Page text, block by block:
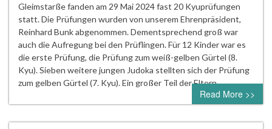
Gleimstarße fanden am 29 Mai 2024 fast 20 Kyuprüfungen
statt. Die Prüfungen wurden von unserem Ehrenpräsident,
Reinhard Bunk abgenommen. Dementsprechend groß war
auch die Aufregung bei den Prüflingen. Für 12 Kinder war es
die erste Prüfung, die Prüfung zum weiß-gelben Gürtel (8.
Kyu). Sieben weitere jungen Judoka stellten sich der Prüfung
zum gelben Gürtel (7. Kyu). Ein großer Teil der Eltern…
Read More >>